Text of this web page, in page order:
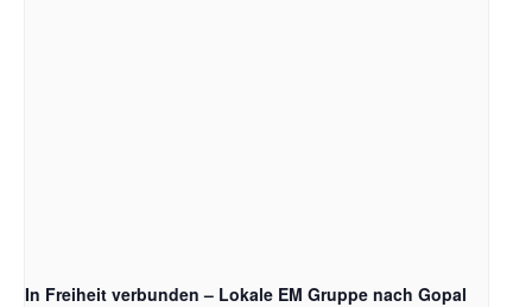
In Freiheit verbunden – Lokale EM Gruppe nach Gopal